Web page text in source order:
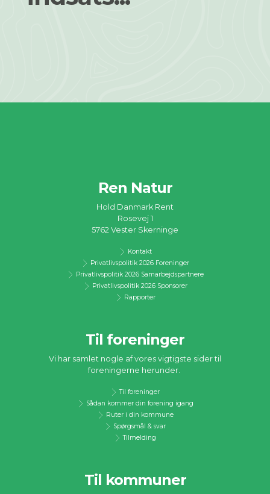
Ren Natur
Hold Danmark Rent
Rosevej 1
5762 Vester Skerninge
Kontakt
Privatlivspolitik 2026 Foreninger
Privatlivspolitik 2026 Samarbejdspartnere
Privatlivspolitik 2026 Sponsorer
Rapporter
Til foreninger
Vi har samlet nogle af vores vigtigste sider til
foreningerne herunder.
Til foreninger
Sådan kommer din forening igang
Ruter i din kommune
Spørgsmål & svar
Tilmelding
Til kommuner